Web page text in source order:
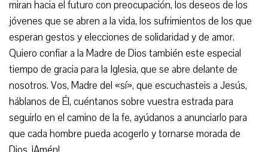
miran hacia el futuro con preocupación, los deseos de los
jóvenes que se abren a la vida, los sufrimientos de los que
esperan gestos y elecciones de solidaridad y de amor.
Quiero confiar a la Madre de Dios también este especial
tiempo de gracia para la Iglesia, que se abre delante de
nosotros. Vos, Madre del «sí», que escuchasteis a Jesús,
háblanos de Él, cuéntanos sobre vuestra estrada para
seguirlo en el camino de la fe, ayúdanos a anunciarlo para
que cada hombre pueda acogerlo y tornarse morada de